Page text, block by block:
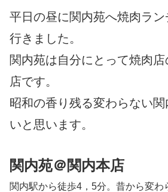
平日の昼に関内苑へ焼肉ラ
行きました。
関内苑は自分にとって焼肉
店です。
昭和の香り残る変わらない
いと思います。
関内苑＠関内本店
関内駅から徒歩4，5分。昔から変わ